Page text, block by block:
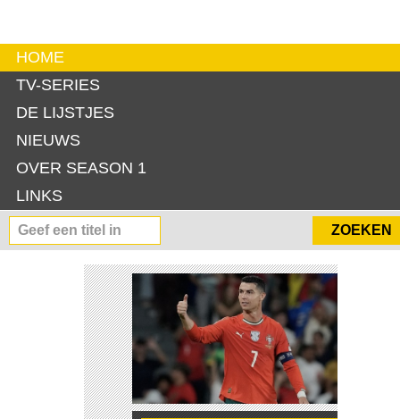
HOME
TV-SERIES
DE LIJSTJES
NIEUWS
OVER SEASON 1
LINKS